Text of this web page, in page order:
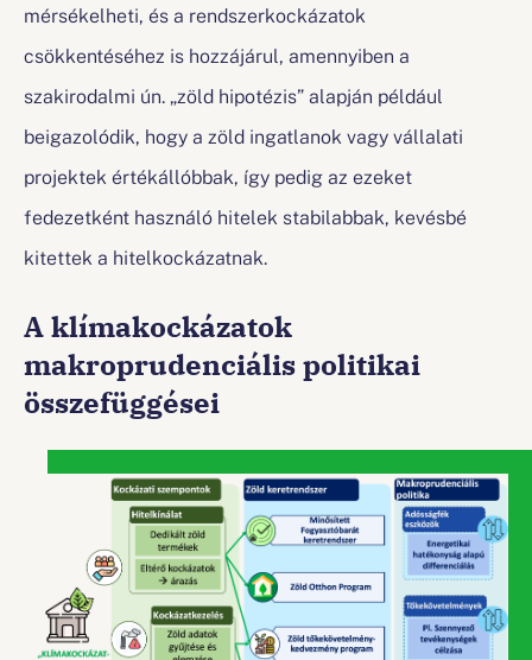
mérsékelheti, és a rendszerkockázatok
csökkentéséhez is hozzájárul, amennyiben a
szakirodalmi ún. „zöld hipotézis” alapján például
beigazolódik, hogy a zöld ingatlanok vagy vállalati
projektek értékállóbbak, így pedig az ezeket
fedezetként használó hitelek stabilabbak, kevésbé
kitettek a hitelkockázatnak.
A klímakockázatok
makroprudenciális politikai
összefüggései